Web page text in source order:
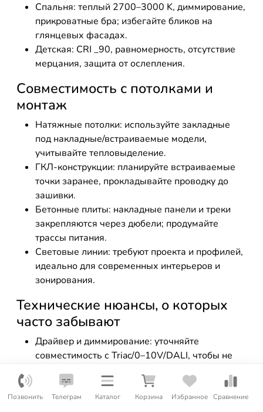
Позвонить Телеграм Каталог Корзина Избранное Сравнение
Спальня: теплый 2700–3000 K, диммирование,
прикроватные бра; избегайте бликов на
глянцевых фасадах.
Детская: CRI _90, равномерность, отсутствие
мерцания, защита от ослепления.
Совместимость с потолками и
монтаж
Натяжные потолки: используйте закладные
под накладные/встраиваемые модели,
учитывайте тепловыделение.
ГКЛ-конструкции: планируйте встраиваемые
точки заранее, прокладывайте проводку до
зашивки.
Бетонные плиты: накладные панели и треки
закрепляются через дюбели; продумайте
трассы питания.
Световые линии: требуют проекта и профилей,
идеально для современных интерьеров и
зонирования.
Технические нюансы, о которых
часто забывают
Драйвер и диммирование: уточняйте
совместимость с Triac/0–10V/DALI, чтобы не
Индекс пульсации: чем ниже, тем комфортнее.
Особенно важно для рабочего места и детской.